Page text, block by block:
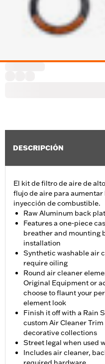
DESCRIPCIÓN
El kit de filtro de aire de
flujo de aire para
inyección de combustible.
Raw Aluminum back
Features a one-piece
breather and mounting
installation
Synthetic washable air
require oiling
Round air cleaner
Original Equipment or
choose to flaunt your
element look
Finish it off with a Rain
custom Air Cleaner
decorative collections
Street legal when used
Includes air cleaner,